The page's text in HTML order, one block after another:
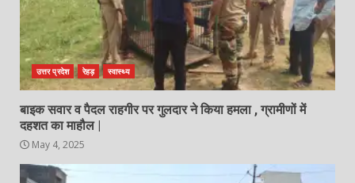
उत्तर प्रदेश रेहड़ स्वास्थ्य
बाइक सवार व पैदल राहगीर पर गुलदार ने किया हमला , ग्रामीणों में
दहशत का माहौल |
May 4, 2025